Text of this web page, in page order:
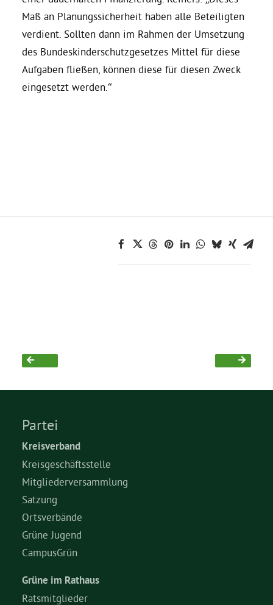
Grüne Jugend
CampusGrün
Maß an Planungssicherheit haben alle Beteiligten
verdient. Sollten dann im Rahmen der Umsetzung
des Bundeskinderschutzgesetzes Mittel für diese
Aufgaben fließen, können diese für diesen Zweck
eingesetzt werden.“
Partei
Kreisverband
Kreisgeschäftsstelle
Mitgliederversammlung
Satzung
Ortsverbände
Grüne Jugend
CampusGrün
Grüne im Rathaus
Ratsmitglieder